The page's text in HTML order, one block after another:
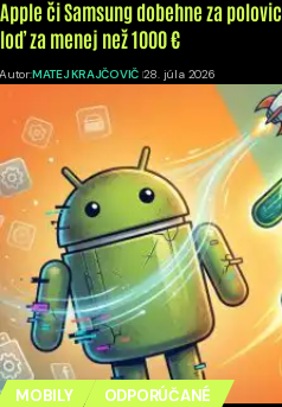
Apple či Samsung dobehne za
loď za menej než 1000 €
Autor:MATEJ KRAJČOVIČ 28. júla 2026
MOBILY ODPORÚČANÉ